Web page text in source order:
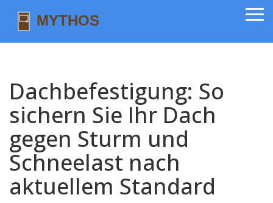
Dachbefestigung: So
sichern Sie Ihr Dach
gegen Sturm und
Schneelast nach
aktuellem Standard